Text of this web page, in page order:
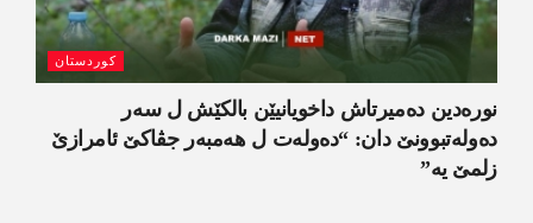
کوردستان
نورەدین دەمیرتاش داخویانیێن بالکێش ل سەر
دەولەتبوونێ دان: “دەولەت ل ھەمبەر جڤاکێ ئامرازێ
زلمێ یە”